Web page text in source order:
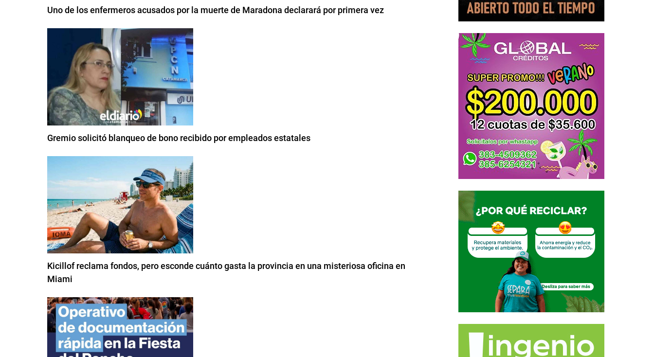
Uno de los enfermeros acusados por la muerte de Maradona declarará por primera vez
Gremio solicitó blanqueo de bono recibido por empleados estatales
Kicillof reclama fondos, pero esconde cuánto gasta la provincia en una misteriosa oficina en
Miami